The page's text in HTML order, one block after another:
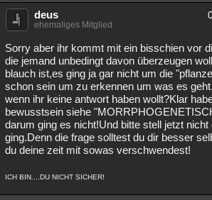
deus
ehemaliges Mitglied
Sorry aber ihr kommt mit ein bisschien vor
die jemand unbedingt davon überzeugen
blauch ist,es ging ja gar nicht um die
schon sein um zu erkennen um was es
wenn ihr keine antwort haben wollt?Klar
bewusstsein siehe
darum ging es nicht!Und bitte stell jetzt
ging.Denn die frage solltest du dir besser
du deine zeit mit sowas verschwendest!
ICH BIN....DU NICHT SICHER!